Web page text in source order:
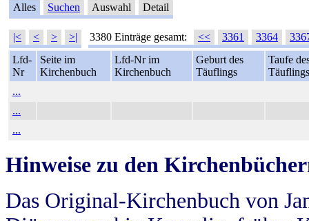
Alles Suchen Auswahl Detail
|< < > >| 3380 Einträge gesamt: << 3361 3364
Lfd-
Nr
Seite im
Kirchenbuch
Lfd-Nr im
Kirchenbuch
Geburt des
Täuflings
Taufe
Täuflings
...
...
...
Hinweise zu den
Das Original-Kirchenbuch von